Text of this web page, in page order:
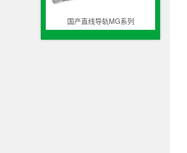
国产直线导轨MG系列